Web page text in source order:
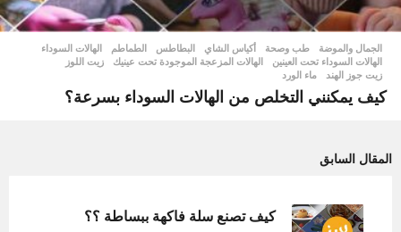
الجمال والموضة ,
طب وصحة أكياس الشاي ,
البطاطس ,
الطماطم ,
الهالات السوداء
الهالات السوداء تحت العينين
,
الهالات المزعجة الموجودة تحت عينيك ,
زيت اللوز
زيت جوز الهند
,
ماء الورد
كيف يمكنني التخلص من الهالات السوداء بسرعة؟
المقال السابق
كيف تصنع سلة فاكهة ببساطة ؟؟